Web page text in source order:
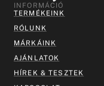
INFORMÁCIÓ
TERMÉKEINK
RÓLUNK
MÁRKÁINK
AJÁNLATOK
HÍREK & TESZTEK